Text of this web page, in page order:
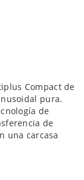
Compact de
pura.
de
de
una carcasa